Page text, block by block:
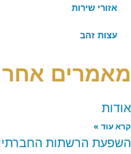
אזורי שירות
עצות זהב
מאמרים
אודות
קרא עוד »
השפעת הרשתות